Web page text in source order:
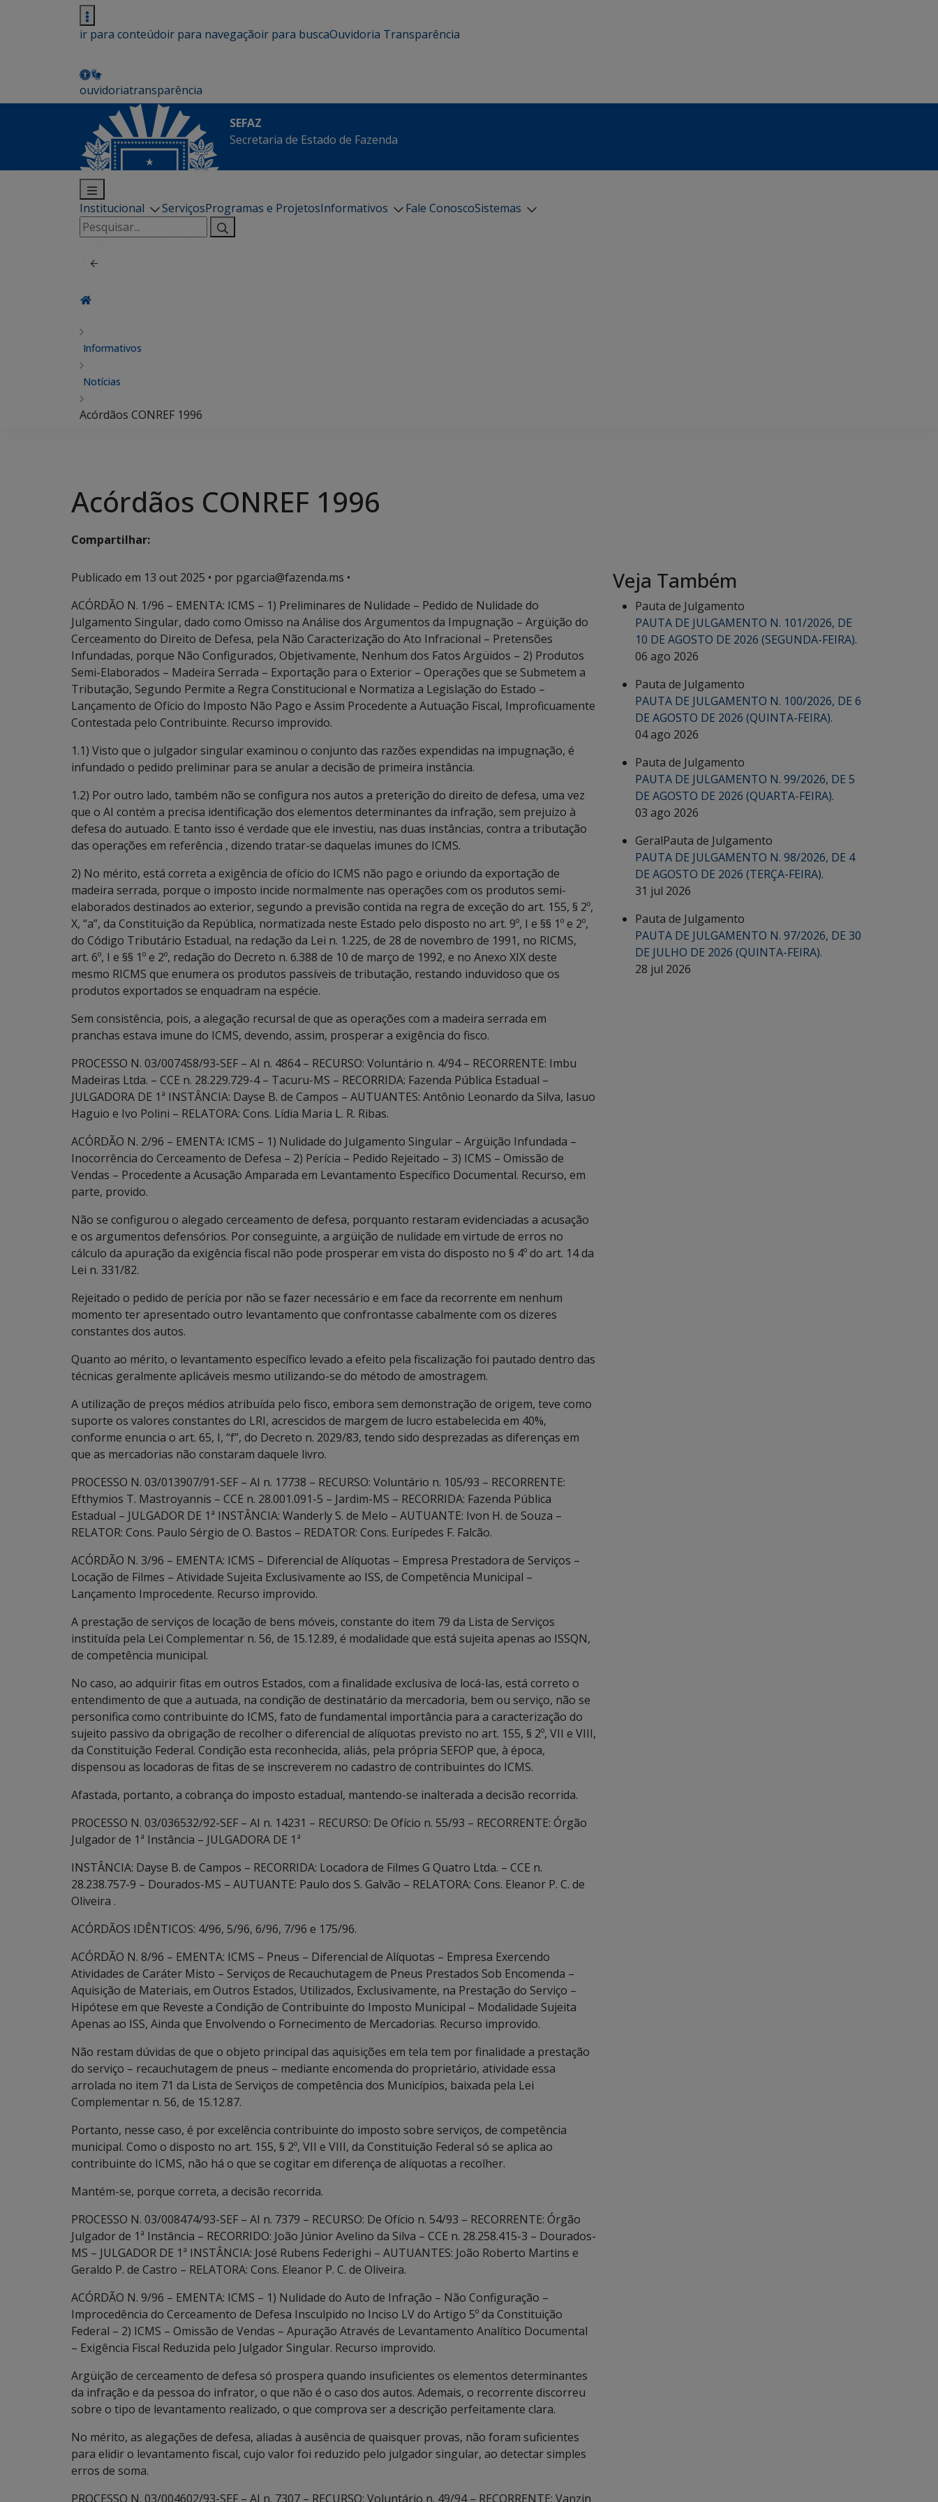
ir para conteúdoir para navegaçãoir para buscaOuvidoria Transparência
ouvidoriatransparência
SEFAZ
Secretaria de Estado de Fazenda
Institucional ServiçosProgramas e ProjetosInformativos Fale ConoscoSistemas
Pesquisar
por:
Informativos
Notícias
Acórdãos CONREF 1996
Acórdãos CONREF 1996
Compartilhar:
Publicado em 13 out 2025 • por pgarcia@fazenda.ms •
ACÓRDÃO N. 1/96 – EMENTA: ICMS – 1) Preliminares de Nulidade – Pedido de Nulidade do
Julgamento Singular, dado como Omisso na Análise dos Argumentos da Impugnação – Argüição do
Cerceamento do Direito de Defesa, pela Não Caracterização do Ato Infracional – Pretensões
Infundadas, porque Não Configurados, Objetivamente, Nenhum dos Fatos Argüidos – 2) Produtos
Semi-Elaborados – Madeira Serrada – Exportação para o Exterior – Operações que se Submetem a
Tributação, Segundo Permite a Regra Constitucional e Normatiza a Legislação do Estado –
Lançamento de Ofício do Imposto Não Pago e Assim Procedente a Autuação Fiscal, Improficuamente
Contestada pelo Contribuinte. Recurso improvido.
1.1) Visto que o julgador singular examinou o conjunto das razões expendidas na impugnação, é
infundado o pedido preliminar para se anular a decisão de primeira instância.
1.2) Por outro lado, também não se configura nos autos a preterição do direito de defesa, uma vez
que o AI contém a precisa identificação dos elementos determinantes da infração, sem prejuízo à
defesa do autuado. E tanto isso é verdade que ele investiu, nas duas instâncias, contra a tributação
das operações em referência , dizendo tratar-se daquelas imunes do ICMS.
2) No mérito, está correta a exigência de ofício do ICMS não pago e oriundo da exportação de
madeira serrada, porque o imposto incide normalmente nas operações com os produtos semi-
elaborados destinados ao exterior, segundo a previsão contida na regra de exceção do art. 155, § 2º,
X, “a”, da Constituição da República, normatizada neste Estado pelo disposto no art. 9º, I e §§ 1º e 2º,
do Código Tributário Estadual, na redação da Lei n. 1.225, de 28 de novembro de 1991, no RICMS,
art. 6º, I e §§ 1º e 2º, redação do Decreto n. 6.388 de 10 de março de 1992, e no Anexo XIX deste
mesmo RICMS que enumera os produtos passíveis de tributação, restando induvidoso que os
produtos exportados se enquadram na espécie.
Sem consistência, pois, a alegação recursal de que as operações com a madeira serrada em
pranchas estava imune do ICMS, devendo, assim, prosperar a exigência do fisco.
PROCESSO N. 03/007458/93-SEF – AI n. 4864 – RECURSO: Voluntário n. 4/94 – RECORRENTE: Imbu
Madeiras Ltda. – CCE n. 28.229.729-4 – Tacuru-MS – RECORRIDA: Fazenda Pública Estadual –
JULGADORA DE 1ª INSTÂNCIA: Dayse B. de Campos – AUTUANTES: Antônio Leonardo da Silva, Iasuo
Haguio e Ivo Polini – RELATORA: Cons. Lídia Maria L. R. Ribas.
ACÓRDÃO N. 2/96 – EMENTA: ICMS – 1) Nulidade do Julgamento Singular – Argüição Infundada –
Inocorrência do Cerceamento de Defesa – 2) Perícia – Pedido Rejeitado – 3) ICMS – Omissão de
Vendas – Procedente a Acusação Amparada em Levantamento Específico Documental. Recurso, em
parte, provido.
Não se configurou o alegado cerceamento de defesa, porquanto restaram evidenciadas a acusação
e os argumentos defensórios. Por conseguinte, a argüição de nulidade em virtude de erros no
cálculo da apuração da exigência fiscal não pode prosperar em vista do disposto no § 4º do art. 14 da
Lei n. 331/82.
Rejeitado o pedido de perícia por não se fazer necessário e em face da recorrente em nenhum
momento ter apresentado outro levantamento que confrontasse cabalmente com os dizeres
constantes dos autos.
Quanto ao mérito, o levantamento específico levado a efeito pela fiscalização foi pautado dentro das
técnicas geralmente aplicáveis mesmo utilizando-se do método de amostragem.
A utilização de preços médios atribuída pelo fisco, embora sem demonstração de origem, teve como
suporte os valores constantes do LRI, acrescidos de margem de lucro estabelecida em 40%,
conforme enuncia o art. 65, I, “f”, do Decreto n. 2029/83, tendo sido desprezadas as diferenças em
que as mercadorias não constaram daquele livro.
PROCESSO N. 03/013907/91-SEF – AI n. 17738 – RECURSO: Voluntário n. 105/93 – RECORRENTE:
Efthymios T. Mastroyannis – CCE n. 28.001.091-5 – Jardim-MS – RECORRIDA: Fazenda Pública
Estadual – JULGADOR DE 1ª INSTÂNCIA: Wanderly S. de Melo – AUTUANTE: Ivon H. de Souza –
RELATOR: Cons. Paulo Sérgio de O. Bastos – REDATOR: Cons. Eurípedes F. Falcão.
ACÓRDÃO N. 3/96 – EMENTA: ICMS – Diferencial de Alíquotas – Empresa Prestadora de Serviços –
Locação de Filmes – Atividade Sujeita Exclusivamente ao ISS, de Competência Municipal –
Lançamento Improcedente. Recurso improvido.
A prestação de serviços de locação de bens móveis, constante do item 79 da Lista de Serviços
instituída pela Lei Complementar n. 56, de 15.12.89, é modalidade que está sujeita apenas ao ISSQN,
de competência municipal.
No caso, ao adquirir fitas em outros Estados, com a finalidade exclusiva de locá-las, está correto o
entendimento de que a autuada, na condição de destinatário da mercadoria, bem ou serviço, não se
personifica como contribuinte do ICMS, fato de fundamental importância para a caracterização do
sujeito passivo da obrigação de recolher o diferencial de alíquotas previsto no art. 155, § 2º, VII e VIII,
da Constituição Federal. Condição esta reconhecida, aliás, pela própria SEFOP que, à época,
dispensou as locadoras de fitas de se inscreverem no cadastro de contribuintes do ICMS.
Afastada, portanto, a cobrança do imposto estadual, mantendo-se inalterada a decisão recorrida.
PROCESSO N. 03/036532/92-SEF – AI n. 14231 – RECURSO: De Ofício n. 55/93 – RECORRENTE: Órgão
Julgador de 1ª Instância – JULGADORA DE 1ª
INSTÂNCIA: Dayse B. de Campos – RECORRIDA: Locadora de Filmes G Quatro Ltda. – CCE n.
28.238.757-9 – Dourados-MS – AUTUANTE: Paulo dos S. Galvão – RELATORA: Cons. Eleanor P. C. de
Oliveira .
ACÓRDÃOS IDÊNTICOS: 4/96, 5/96, 6/96, 7/96 e 175/96.
ACÓRDÃO N. 8/96 – EMENTA: ICMS – Pneus – Diferencial de Alíquotas – Empresa Exercendo
Atividades de Caráter Misto – Serviços de Recauchutagem de Pneus Prestados Sob Encomenda –
Aquisição de Materiais, em Outros Estados, Utilizados, Exclusivamente, na Prestação do Serviço –
Hipótese em que Reveste a Condição de Contribuinte do Imposto Municipal – Modalidade Sujeita
Apenas ao ISS, Ainda que Envolvendo o Fornecimento de Mercadorias. Recurso improvido.
Não restam dúvidas de que o objeto principal das aquisições em tela tem por finalidade a prestação
do serviço – recauchutagem de pneus – mediante encomenda do proprietário, atividade essa
arrolada no item 71 da Lista de Serviços de competência dos Municípios, baixada pela Lei
Complementar n. 56, de 15.12.87.
Portanto, nesse caso, é por excelência contribuinte do imposto sobre serviços, de competência
municipal. Como o disposto no art. 155, § 2º, VII e VIII, da Constituição Federal só se aplica ao
contribuinte do ICMS, não há o que se cogitar em diferença de alíquotas a recolher.
Mantém-se, porque correta, a decisão recorrida.
PROCESSO N. 03/008474/93-SEF – AI n. 7379 – RECURSO: De Ofício n. 54/93 – RECORRENTE: Órgão
Julgador de 1ª Instância – RECORRIDO: João Júnior Avelino da Silva – CCE n. 28.258.415-3 – Dourados-
MS – JULGADOR DE 1ª INSTÂNCIA: José Rubens Federighi – AUTUANTES: João Roberto Martins e
Geraldo P. de Castro – RELATORA: Cons. Eleanor P. C. de Oliveira.
ACÓRDÃO N. 9/96 – EMENTA: ICMS – 1) Nulidade do Auto de Infração – Não Configuração –
Improcedência do Cerceamento de Defesa Insculpido no Inciso LV do Artigo 5º da Constituição
Federal – 2) ICMS – Omissão de Vendas – Apuração Através de Levantamento Analítico Documental
– Exigência Fiscal Reduzida pelo Julgador Singular. Recurso improvido.
Argüição de cerceamento de defesa só prospera quando insuficientes os elementos determinantes
da infração e da pessoa do infrator, o que não é o caso dos autos. Ademais, o recorrente discorreu
sobre o tipo de levantamento realizado, o que comprova ser a descrição perfeitamente clara.
No mérito, as alegações de defesa, aliadas à ausência de quaisquer provas, não foram suficientes
para elidir o levantamento fiscal, cujo valor foi reduzido pelo julgador singular, ao detectar simples
erros de soma.
PROCESSO N. 03/004602/93-SEF – AI n. 7307 – RECURSO: Voluntário n. 49/94 – RECORRENTE: Vanzin
Veja Também
Pauta de Julgamento
PAUTA DE JULGAMENTO N. 101/2026, DE
10 DE AGOSTO DE 2026 (SEGUNDA-FEIRA).
06 ago 2026
Pauta de Julgamento
PAUTA DE JULGAMENTO N. 100/2026, DE 6
DE AGOSTO DE 2026 (QUINTA-FEIRA).
04 ago 2026
Pauta de Julgamento
PAUTA DE JULGAMENTO N. 99/2026, DE 5
DE AGOSTO DE 2026 (QUARTA-FEIRA).
03 ago 2026
GeralPauta de Julgamento
PAUTA DE JULGAMENTO N. 98/2026, DE 4
DE AGOSTO DE 2026 (TERÇA-FEIRA).
31 jul 2026
Pauta de Julgamento
PAUTA DE JULGAMENTO N. 97/2026, DE 30
DE JULHO DE 2026 (QUINTA-FEIRA).
28 jul 2026